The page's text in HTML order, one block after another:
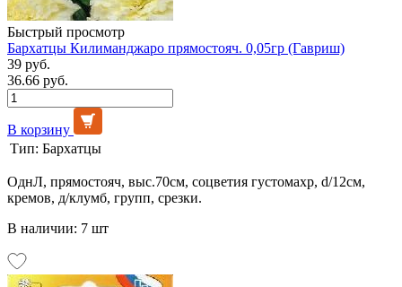
Быстрый просмотр
Бархатцы Килиманджаро прямостояч. 0,05гр (Гавриш)
39 руб.
36.66 руб.
В корзину
Тип: Бархатцы
ОднЛ, прямостояч, выс.70см, соцветия густомахр, d/12см,
кремов, д/клумб, групп, срезки.
В наличии: 7 шт